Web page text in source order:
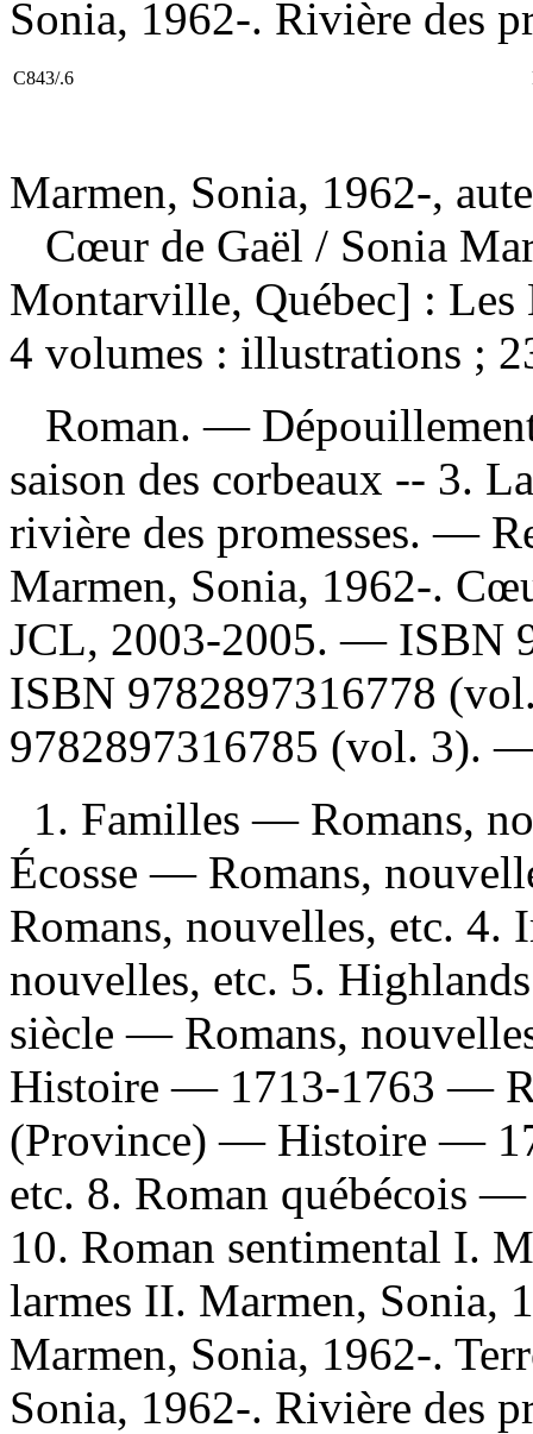
Sonia, 1962-. Rivière des
C843/.6
Marmen, Sonia, 1962-,
Cœur de Gaël / Sonia
Montarville, Québec] :
4 volumes : illustrations ;
Roman. —
saison des corbeaux -- 3.
rivière des promesses. —
Marmen, Sonia, 1962-.
JCL, 2003-2005. — ISBN
ISBN 9782897316778
9782897316785 (vol. 3).
1. Familles — Romans,
Écosse — Romans,
Romans, nouvelles, etc.
nouvelles, etc. 5.
siècle — Romans,
Histoire — 1713-1763 —
(Province) — Histoire —
etc. 8. Roman québécois
10. Roman sentimental I.
larmes II. Marmen, Sonia,
Marmen, Sonia, 1962-.
Sonia, 1962-. Rivière des